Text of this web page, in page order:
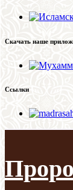
Скачать наше
Ссылки